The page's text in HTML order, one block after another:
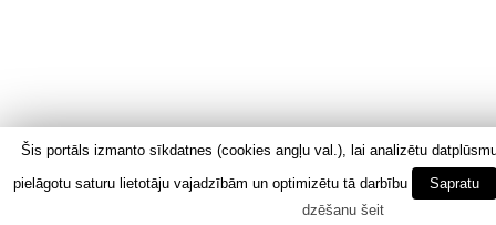
Šis portāls izmanto sīkdatnes (cookies angļu val.), lai analizētu
pielāgotu saturu lietotāju vajadzībām un optimizētu tā darbību
Sapratu
dzēšanu šeit